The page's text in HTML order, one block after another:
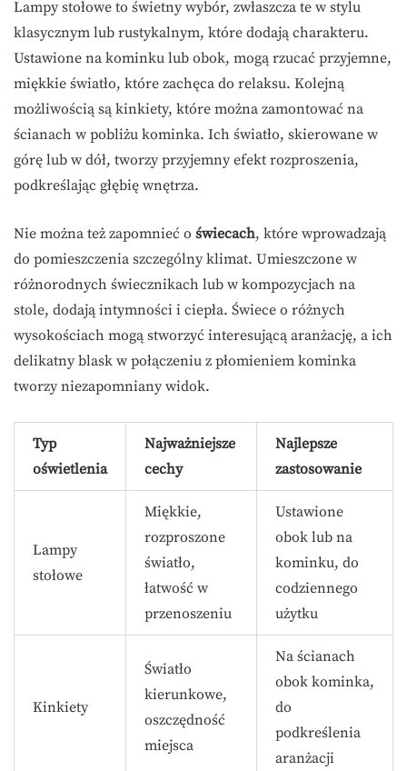
Lampy stołowe to świetny wybór, zwłaszcza te w stylu
klasycznym lub rustykalnym, które dodają charakteru.
Ustawione na kominku lub obok, mogą rzucać przyjemne,
miękkie światło, które zachęca do relaksu. Kolejną
możliwością są kinkiety, które można zamontować na
ścianach w pobliżu kominka. Ich światło, skierowane w
górę lub w dół, tworzy przyjemny efekt rozproszenia,
podkreślając głębię wnętrza.
Nie można też zapomnieć o świecach, które wprowadzają
do pomieszczenia szczególny klimat. Umieszczone w
różnorodnych świecznikach lub w kompozycjach na
stole, dodają intymności i ciepła. Świece o różnych
wysokościach mogą stworzyć interesującą aranżację, a ich
delikatny blask w połączeniu z płomieniem kominka
tworzy niezapomniany widok.
Typ
oświetlenia
Najważniejsze
cechy
Najlepsze
zastosowanie
Lampy
stołowe
Miękkie,
rozproszone
światło,
łatwość w
przenoszeniu
Ustawione
obok lub na
kominku, do
codziennego
użytku
Kinkiety
Światło
kierunkowe,
oszczędność
miejsca
Na ścianach
obok kominka,
do
podkreślenia
aranżacji